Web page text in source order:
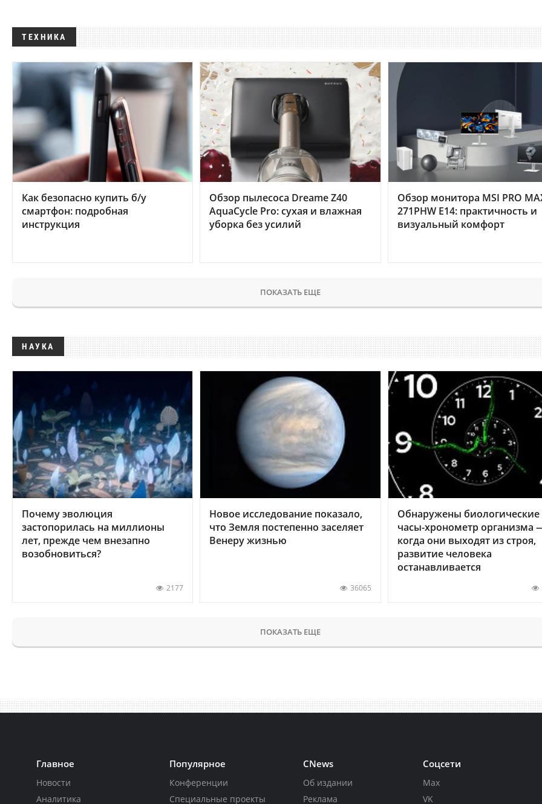
ТЕХНИКА
Как безопасно купить б/у
смартфон: подробная
инструкция
Обзор пылесоса Dreame Z40
AquaCycle Pro: сухая и влажная
уборка без усилий
Обзор монитора MSI PRO
271PHW E14: практичность и
визуальный комфорт
ПОКАЗАТЬ ЕЩЕ
НАУКА
Почему эволюция
застопорилась на миллионы
лет, прежде чем внезапно
возобновиться?
2177
Новое исследование показало,
что Земля постепенно заселяет
Венеру жизнью
36065
Обнаружены биологические
часы-хронометр организма
когда они выходят из строя,
развитие человека
останавливается
ПОКАЗАТЬ ЕЩЕ
Главное
Новости
Аналитика
Популярное
Конференции
Специальные проекты
CNews
Об издании
Реклама
Соцсети
Max
VK